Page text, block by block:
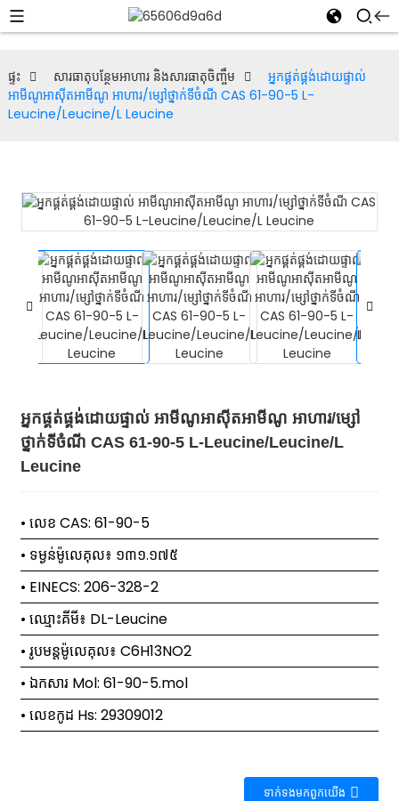
ផ្ទះ សារធាតុបន្ថែមអាហារ និងសារធាតុចិញ្ចឹម
អ្នកផ្គត់ផ្គង់ដោយផ្ទាល់
អាមីណូអាស៊ីតអាមីណូ អាហារ/ម្សៅថ្នាក់ទីចំណី CAS 61-90-5 L-
Leucine/Leucine/L Leucine
អ្នកផ្គត់ផ្គង់ដោយផ្ទាល់ អាមីណូអាស៊ីតអាមីណូ អាហារ/ម្សៅ
ថ្នាក់ទីចំណី CAS 61-90-5 L-Leucine/Leucine/L
Leucine
• លេខ CAS: 61-90-5
• ទម្ងន់ម៉ូលេគុល៖ ១៣១.១៧៥
• EINECS: 206-328-2
• ឈ្មោះគីមី៖ DL-Leucine
• រូបមន្តម៉ូលេគុល៖ C6H13NO2
• ឯកសារ Mol: 61-90-5.mol
• លេខកូដ Hs: 29309012
ទាក់ទង​មក​ពួក​យើង